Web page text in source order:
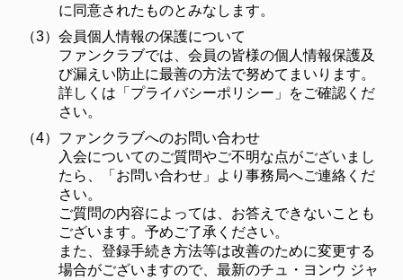
に同意されたものとみなします。
（3） 会員個人情報の保護について
ファンクラブでは、会員の皆様の個人情報保護及
び漏えい防止に最善の方法で努めてまいります。
詳しくは「プライバシーポリシー」をご確認くだ
さい。
（4） ファンクラブへのお問い合わせ
入会についてのご質問やご不明な点がございまし
たら、「お問い合わせ」より事務局へご連絡くだ
さい。
ご質問の内容によっては、お答えできないことも
ございます。予めご了承ください。
また、登録手続き方法等は改善のために変更する
場合がございますので、最新のチュ・ヨンウ ジャ